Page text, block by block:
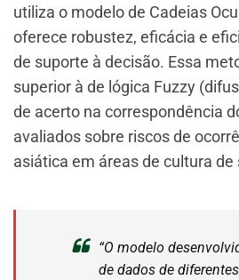
utiliza o modelo de Cadeias
oferece robustez, eficácia e
de suporte à decisão. Essa
superior à de lógica Fuzzy
de acerto na correspondência
avaliados sobre riscos de
asiática em áreas de cultura de
“O modelo
de dados de